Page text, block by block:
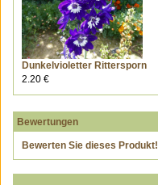
Dunkelvioletter Rittersporn
2.20 €
Bewertungen
Bewerten Sie dieses Produkt!